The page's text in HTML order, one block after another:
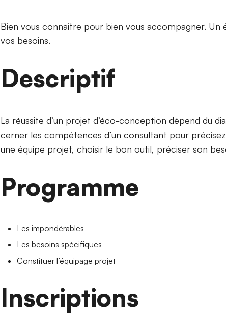
Bien vous connaitre pour bien vous accompagner.
vos besoins.
Descriptif
La réussite d’un projet d’éco-conception dépend du
cerner les compétences d’un consultant pour
une équipe projet, choisir le bon outil, préciser son
Programme
Les impondérables
Les besoins spécifiques
Constituer l’équipage projet
Inscriptions